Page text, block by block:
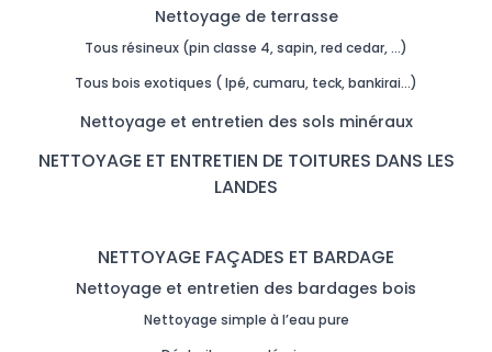
Nettoyage de terrasse
Tous résineux (pin classe 4, sapin, red cedar, …)
Tous bois exotiques ( Ipé, cumaru, teck, bankirai…)
Nettoyage et entretien des sols minéraux
NETTOYAGE ET ENTRETIEN DE TOITURES DANS LES
LANDES
NETTOYAGE FAÇADES ET BARDAGE
Nettoyage et entretien des bardages bois
Nettoyage simple à l’eau pure